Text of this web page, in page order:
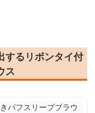
するリボンタイ付
ス